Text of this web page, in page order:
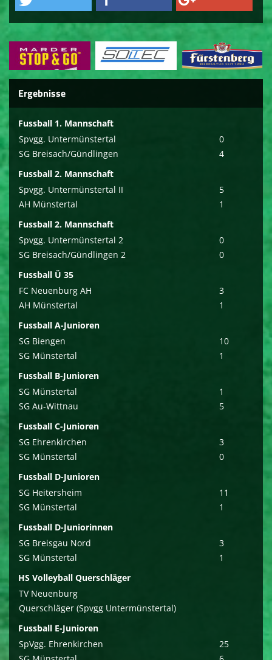
Ergebnisse
Fussball 1. Mannschaft
Spvgg. Untermünstertal
0
SG Breisach/Gündlingen
4
Fussball 2. Mannschaft
Spvgg. Untermünstertal II
5
AH Münstertal
1
Fussball 2. Mannschaft
Spvgg. Untermünstertal 2
0
SG Breisach/Gündlingen 2
0
Fussball Ü 35
FC Neuenburg AH
3
AH Münstertal
1
Fussball A-Junioren
SG Biengen
10
SG Münstertal
1
Fussball B-Junioren
SG Münstertal
1
SG Au-Wittnau
5
Fussball C-Junioren
SG Ehrenkirchen
3
SG Münstertal
0
Fussball D-Junioren
SG Heitersheim
11
SG Münstertal
1
Fussball D-Juniorinnen
SG Breisgau Nord
3
SG Münstertal
1
HS Volleyball Querschläger
TV Neuenburg
Querschläger (Spvgg Untermünstertal)
Fussball E-Junioren
SpVgg. Ehrenkirchen
25